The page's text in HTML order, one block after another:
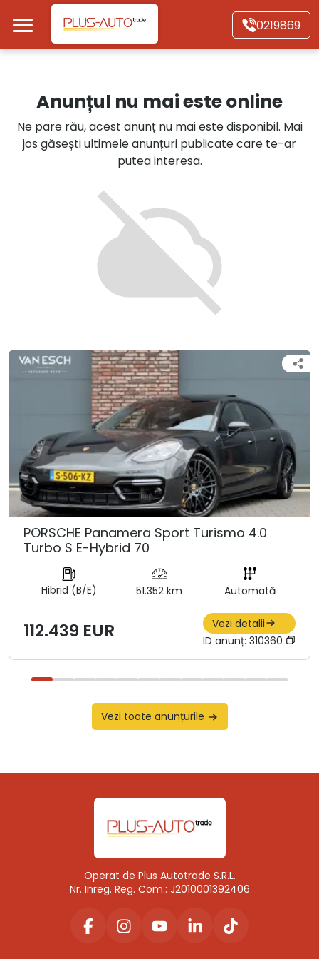
Mergi direct la conținutul principal
0219869
Autoturisme
Motociclete
Autoutilitare
Alte tipuri vehicule
Anunțul nu mai este online
Ne pare rău, acest anunț nu mai este disponibil. Mai
jos găsești ultimele anunțuri publicate care te-ar
putea interesa.
PORSCHE Panamera Sport Turismo 4.0
Turbo S E-Hybrid 70
Hibrid (B/E) 51.352 km Automată
112.439 EUR
Vezi detalii
ID anunț: 310360
Vezi toate anunțurile
Operat de Plus Autotrade S.R.L.
Nr. Inreg. Reg. Com.: J2010001392406